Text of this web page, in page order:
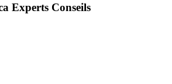
Experts Conseils